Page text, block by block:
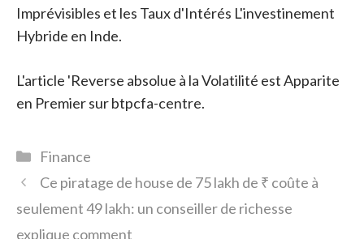
Imprévisibles et les Taux d'Intérés L'investinement
Hybride en Inde.
L'article 'Reverse absolue à la Volatilité est Apparite
en Premier sur btpcfa-centre.
Catégories
Finance
Ce piratage de house de 75 lakh de ₹ coûte à
seulement 49 lakh: un conseiller de richesse
explique comment